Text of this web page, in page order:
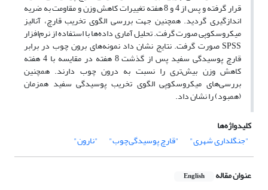
قرار گرفته و پس از 4 و 8 هفته تغییرات کاهش وزن و مقاومت به ضریه
اندازگیری گردید. همچنین جهت بررسی الگوی تخریب قارچ، آنالیز
میکروسکوپی صورت گرفت. تحلیل آماری داده‌ها با استفاده از نرم‌افزار
SPSS صورت گرفت. نتایج نشان داد نمونه‌های برون چوب در برابر
قارچ پوسیدگی سفید پس از گذشت 8 هفته در مقایسه با 4 هفته
کاهش وزن بیش‌تری را نسبت به درون چوب دارند. همچنین
بررسی‌‌های میکروسکوپی الگوی تخریب پوسیدگی سفید همزمان
(همبود) را نشان داد.
کلیدواژه‌ها
"جنگلداری شهری"
"قارچ پوسیدگی‌چوب" "نارون"
عنوان مقاله English